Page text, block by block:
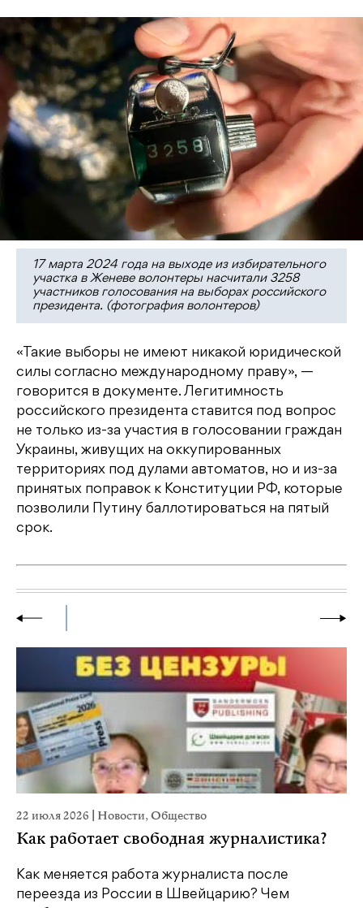
17 марта 2024 года на выходе из избирательного
участка в Женеве волонтеры насчитали 3258
участников голосования на выборах российского
президента. (фотография волонтеров)
«Такие выборы не имеют никакой юридической
силы согласно международному праву», —
говорится в документе. Легитимность
российского президента ставится под вопрос
не только из-за участия в голосовании граждан
Украины, живущих на оккупированных
территориях под дулами автоматов, но и из-за
принятых поправок к Конституции РФ, которые
позволили Путину баллотироваться на пятый
срок.
22 июля 2026 Новости,Общество
Как работает свободная журналистика?
Как меняется работа журналиста после
переезда из России в Швейцарию? Чем